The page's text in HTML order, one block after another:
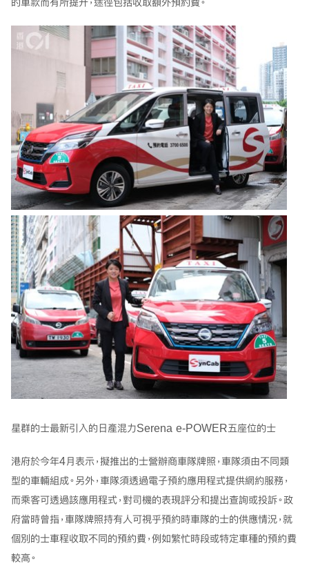
的車款而有所提升，途徑包括收取額外預約費。
星群的士最新引入的日產混力Serena e-POWER五座位的士
港府於今年4月表示，擬推出的士營辦商車隊牌照，車隊須由不同類
型的車輛組成。另外，車隊須透過電子預約應用程式提供網約服務，
而乘客可透過該應用程式，對司機的表現評分和提出查詢或投訴。政
府當時曾指，車隊牌照持有人可視乎預約時車隊的士的供應情況，就
個別的士車程收取不同的預約費，例如繁忙時段或特定車種的預約費
較高。